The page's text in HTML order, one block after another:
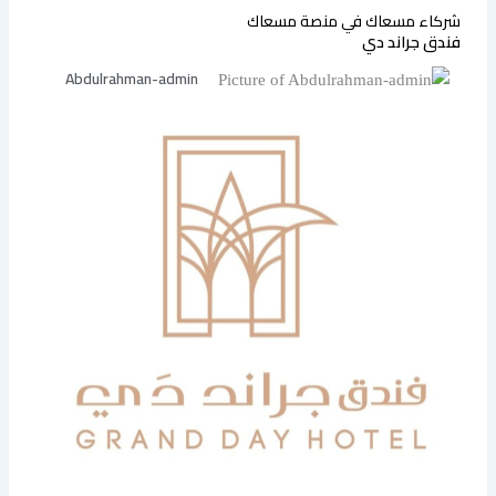
شركاء مسعاكفي منصة مسعاك
فندق جراند دي
Abdulrahman-admin